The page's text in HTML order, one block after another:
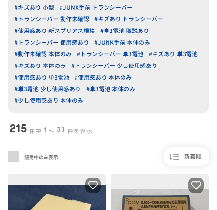
#キズあり 小型
#JUNK手前 トランシーバー
#トランシーバー 動作未確認
#キズあり トランシーバー
#使用感あり 新スプリアス規格
#単3電池 取説あり
#トランシーバー 使用感あり
#JUNK手前 本体のみ
#動作未確認 本体のみ
#トランシーバー 単3電池
#キズあり 単3電池
#キズあり 本体のみ
#トランシーバー 少し使用感あり
#使用感あり 単3電池
#使用感あり 本体のみ
#単3電池 少し使用感あり
#単3電池 本体のみ
#少し使用感あり 本体のみ
215 件中 1 〜 30 件を表示
新着順
販売中のみ表示